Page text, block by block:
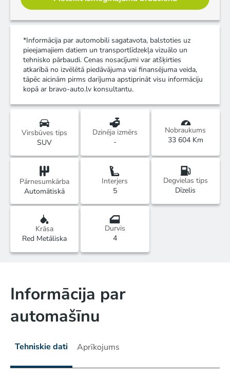
*Informācija par automobili sagatavota, balstoties uz
pieejamajiem datiem un transportlīdzekļa vizuālo un
tehnisko pārbaudi. Cenas nosacījumi var atšķirties
atkarībā no izvēlētā piedāvājuma vai finansējuma veida,
tāpēc aicinām pirms darījuma apstiprināt visu informāciju
kopā ar bravo-auto.lv konsultantu.
Virsbūves tips
SUV
Dzinēja izmērs
-
Nobraukums
33 604 Km
Pārnesumkārba
Automātiskā
Interjers
5
Degvielas tips
Dīzelis
Krāsa
Red Metāliska
Durvis
4
Informācija par
automašīnu
Tehniskie dati Aprīkojums